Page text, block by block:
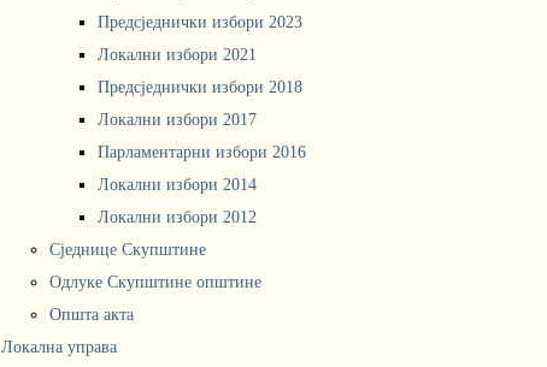
Предсједнички избори 2023
Локални избори 2021
Предсједнички избори 2018
Локални избори 2017
Парламентарни избори 2016
Локални избори 2014
Локални избори 2012
Сједнице Скупштине
Одлуке Скупштине општине
Општа акта
Локална управа